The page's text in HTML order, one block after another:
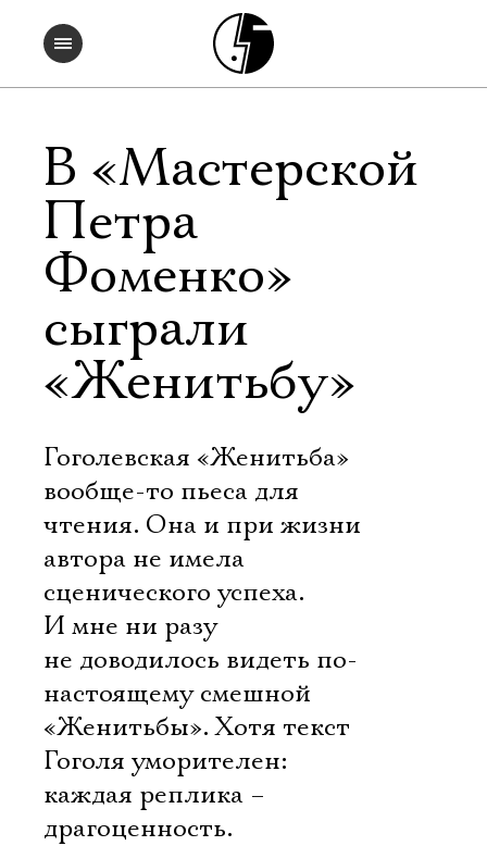
В «Мастерской
Петра
Фоменко»
сыграли
«Женитьбу»
Гоголевская «Женитьба» 
вообще-то пьеса для
чтения. Она и при жизни
автора не имела
сценического успеха.
И мне ни разу
не доводилось видеть по-
настоящему смешной
«Женитьбы». Хотя текст
Гоголя уморителен:
каждая реплика –
драгоценность.